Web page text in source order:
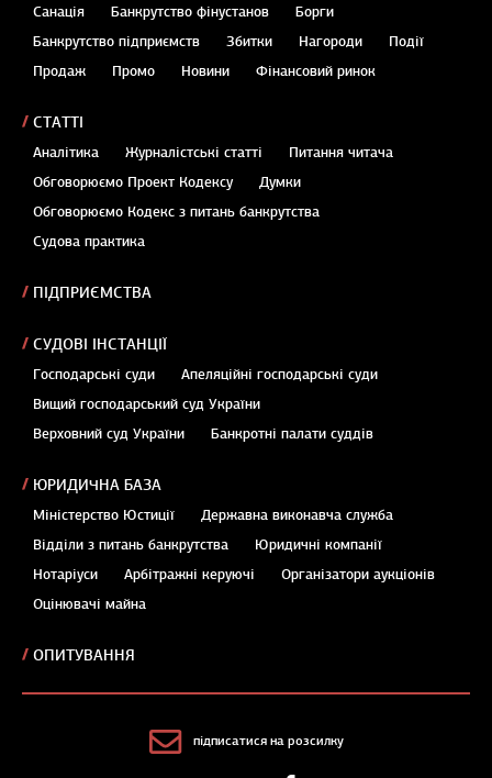
Санація
Банкрутство фінустанов
Борги
Банкрутство підприємств
Збитки Нагороди
Події
Продаж
Промо Новини Фінансовий ринок
СТАТТІ
Аналітика Журналістські статті
Питання читача
Обговорюємо Проект Кодексу
Думки
Обговорюємо Кодекс з питань банкрутства
Судова практика
ПІДПРИЄМСТВА
СУДОВІ ІНСТАНЦІЇ
Господарські суди
Апеляційні господарські суди
Вищий господарський суд України
Верховний суд України
Банкротні палати суддів
ЮРИДИЧНА БАЗА
Міністерство Юстиції
Державна виконавча служба
Відділи з питань банкрутства
Юридичні компанії
Нотаріуси
Арбітражні керуючі
Організатори аукціонів
Оцінювачі майна
ОПИТУВАННЯ
підписатися на розсилку